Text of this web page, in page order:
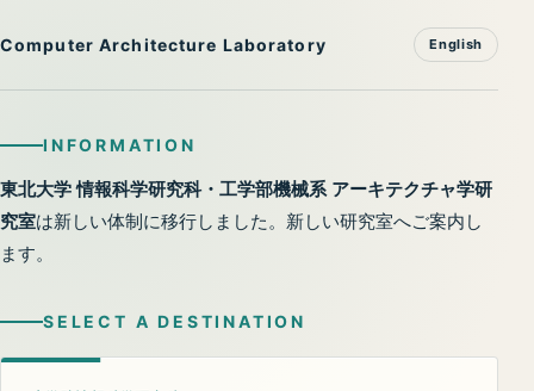
Computer Architecture Laboratory English
INFORMATION
東北大学 情報科学研究科・工学部機械系 アーキテクチャ学研
究室は新しい体制に移行しました。新しい研究室へご案内し
ます。
SELECT A DESTINATION